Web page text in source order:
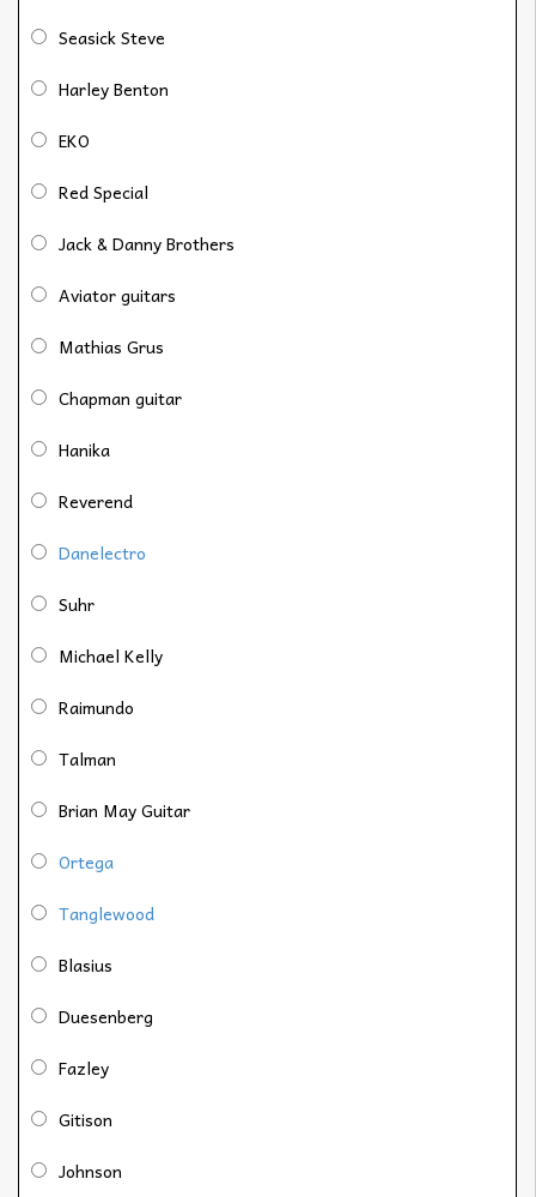
Seasick Steve
Harley Benton
EKO
Red Special
Jack & Danny Brothers
Aviator guitars
Mathias Grus
Chapman guitar
Hanika
Reverend
Danelectro
Suhr
Michael Kelly
Raimundo
Talman
Brian May Guitar
Ortega
Tanglewood
Blasius
Duesenberg
Fazley
Gitison
Johnson